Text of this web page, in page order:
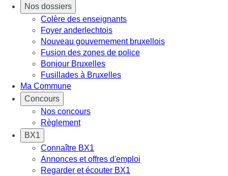
Nos dossiers
Colère des enseignants
Foyer anderlechtois
Nouveau gouvernement bruxellois
Fusion des zones de police
Bonjour Bruxelles
Fusillades à Bruxelles
Ma Commune
Concours
Nos concours
Règlement
BX1
Connaître BX1
Annonces et offres d'emploi
Regarder et écouter BX1